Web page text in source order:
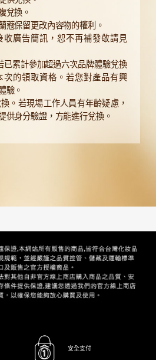
兌換。
蔻保留更改內容物的權利。
收廣告簡訊，恕不再補發敬請見
已累計參加超過六次品牌體驗兌換
次的領取資格。若您對產品有興
驗。
。若現場工作人員有年齡疑慮，
供身分驗證，方能進行兌換。
安全支付